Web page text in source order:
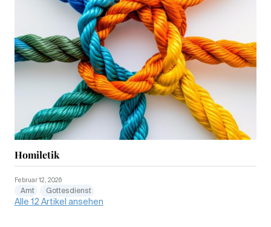
Homiletik
Februar 12, 2026
Amt Gottesdienst
Alle 12 Artikel ansehen